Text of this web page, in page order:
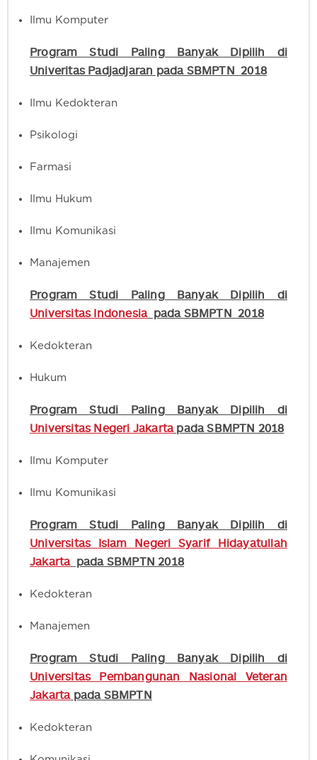
Ilmu Komputer
Program Studi Paling Banyak Dipilih di
Univeritas Padjadjaran pada SBMPTN 2018
Ilmu Kedokteran
Psikologi
Farmasi
Ilmu Hukum
Ilmu Komunikasi
Manajemen
Program Studi Paling Banyak Dipilih di
Universitas Indonesiapada SBMPTN 2018
Kedokteran
Hukum
Program Studi Paling Banyak Dipilih di
Universitas Negeri Jakartapada SBMPTN 2018
Ilmu Komputer
Ilmu Komunikasi
Program Studi Paling Banyak Dipilih di
Universitas Islam Negeri Syarif Hidayatullah
Jakarta pada SBMPTN 2018
Kedokteran
Manajemen
Program Studi Paling Banyak Dipilih di
Universitas Pembangunan Nasional Veteran
Jakarta pada SBMPTN
Kedokteran